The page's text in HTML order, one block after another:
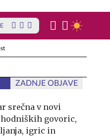
ZADNJE OBJAVE
srečna v novi
govoric,
igric in